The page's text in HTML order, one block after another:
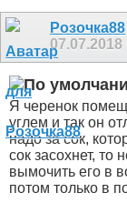
Розочка88
07.07.2018
Я черенок
углем и так он
надо за сок,
сок засохнет, то
вымочить его в
потом только в